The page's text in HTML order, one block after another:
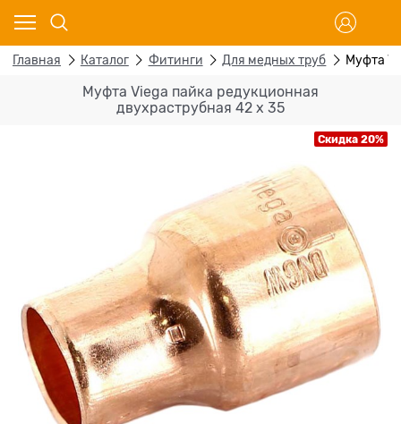
Главная Каталог Фитинги Для медных труб Муфта
Муфта Viega пайка редукционная
двухраструбная 42 х 35
Скидка 20%